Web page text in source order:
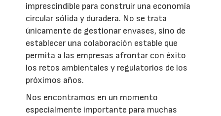
imprescindible para construir una economía
circular sólida y duradera. No se trata
únicamente de gestionar envases, sino de
establecer una colaboración estable que
permita a las empresas afrontar con éxito
los retos ambientales y regulatorios de los
próximos años.
Nos encontramos en un momento
especialmente importante para muchas